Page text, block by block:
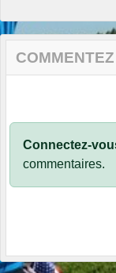
Connectez-
commentaires.